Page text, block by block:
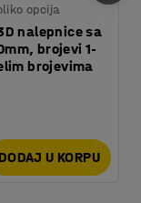
opcija
nalepnice sa
brojevi 1-
brojevima
DODAJ U KORPU